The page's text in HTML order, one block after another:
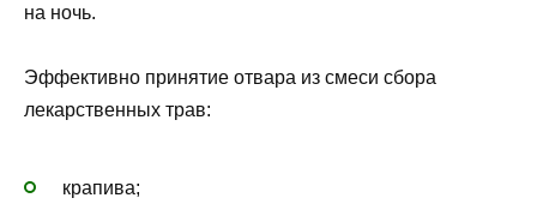
на ночь.
Эффективно принятие отвара из смеси сбора
лекарственных трав:
крапива;